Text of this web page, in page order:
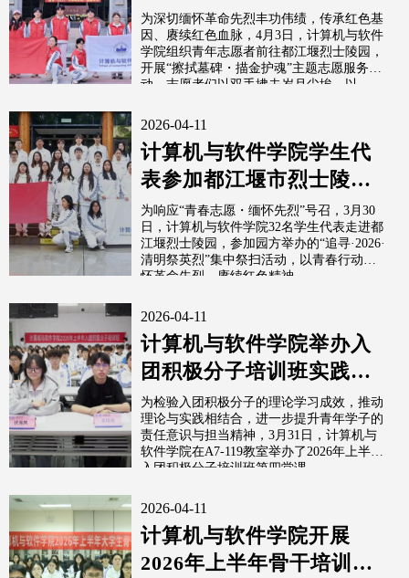
愿服务活动
为深切缅怀革命先烈丰功伟绩，传承红色基
因、赓续红色血脉，4月3日，计算机与软件
学院组织青年志愿者前往都江堰烈士陵园，
开展“擦拭墓碑・描金护魂”主题志愿服务活
动。志愿者们以双手拂去岁月尘埃，以...
2026-04-11
计算机与软件学院学生代
表参加都江堰市烈士陵
园“追寻·2026·清明祭英
烈...
为响应“青春志愿・缅怀先烈”号召，3月30
日，计算机与软件学院32名学生代表走进都
江堰烈士陵园，参加园方举办的“追寻·2026·
清明祭英烈”集中祭扫活动，以青春行动缅
怀革命先烈，赓续红色精神。
2026-04-11
计算机与软件学院举办入
团积极分子培训班实践汇
报
为检验入团积极分子的理论学习成效，推动
理论与实践相结合，进一步提升青年学子的
责任意识与担当精神，3月31日，计算机与
软件学院在A7-119教室举办了2026年上半年
入团积极分子培训班第四堂课...
2026-04-11
计算机与软件学院开展
2026年上半年骨干培训班